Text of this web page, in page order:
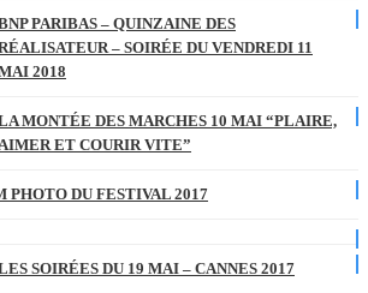
PARIBAS – QUINZAINE DES
– SOIRÉE DU VENDREDI 11
2018
MONTÉE DES MARCHES 10 MAI “PLAIRE,
ET COURIR VITE”
PHOTO DU FESTIVAL 2017
SOIRÉES DU 19 MAI – CANNES 2017